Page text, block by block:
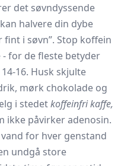
det søvndyssende
halvere din dybe
fint i søvn”. Stop koffein
for de fleste betyder
16. Husk skjulte
mørk chokolade og
i stedetkoffeinfri kaffe,
ikke påvirker adenosin.
for hver genstand
undgå store